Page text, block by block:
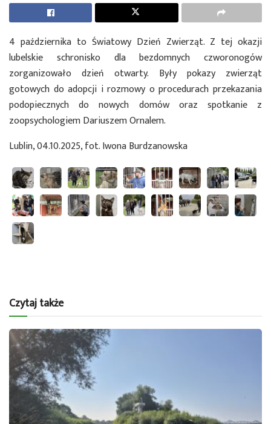
4 października to Światowy Dzień Zwierząt. Z tej okazji
lubelskie schronisko dla bezdomnych czworonogów
zorganizowało dzień otwarty. Były pokazy zwierząt
gotowych do adopcji i rozmowy o procedurach przekazania
podopiecznych do nowych domów oraz spotkanie z
zoopsychologiem Dariuszem Ornalem.
Lublin, 04.10.2025, fot. Iwona Burdzanowska
Czytaj także